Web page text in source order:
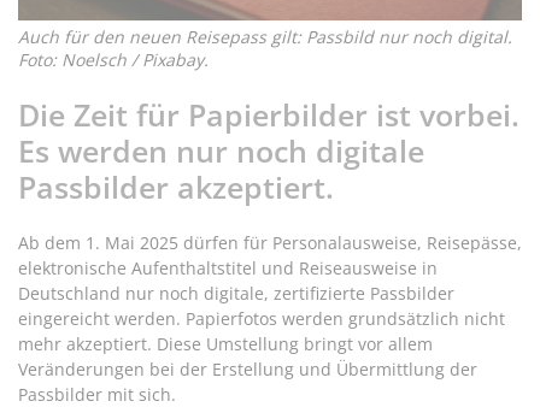
Auch für den neuen Reisepass gilt: Passbild nur noch digital.
Foto: Noelsch / Pixabay.
Die Zeit für Papierbilder ist vorbei.
Es werden nur noch digitale
Passbilder akzeptiert.
Ab dem 1. Mai 2025 dürfen für Personalausweise, Reisepässe,
elektronische Aufenthaltstitel und Reiseausweise in
Deutschland nur noch digitale, zertifizierte Passbilder
eingereicht werden. Papierfotos werden grundsätzlich nicht
mehr akzeptiert. Diese Umstellung bringt vor allem
Veränderungen bei der Erstellung und Übermittlung der
Passbilder mit sich.